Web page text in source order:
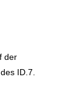
der
ID.7.